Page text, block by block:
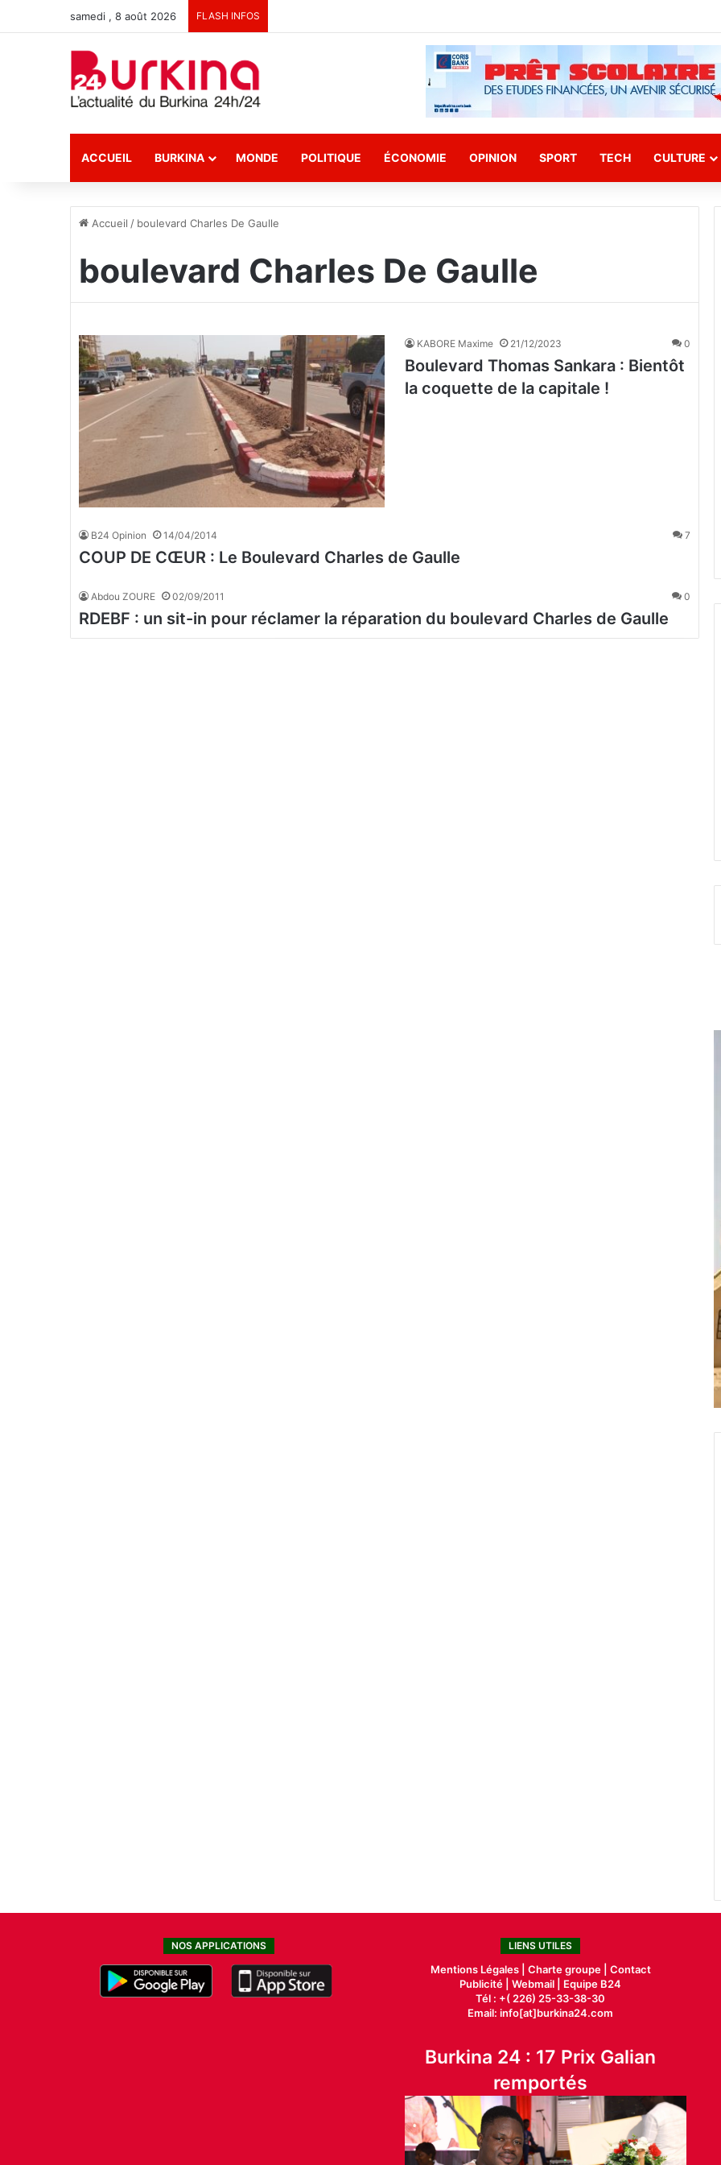
samedi , 8 août 2026 FLASH INFOS
ACCUEIL BURKINA MONDE POLITIQUE ÉCONOMIE OPINION SPORT TECH CULTURE
Accueil / boulevard Charles De Gaulle
boulevard Charles De Gaulle
KABORE Maxime 21/12/2023 0
Boulevard Thomas Sankara : Bientôt
la coquette de la capitale !
B24 Opinion 14/04/2014 7
COUP DE CŒUR : Le Boulevard Charles de Gaulle
Abdou ZOURE 02/09/2011 0
RDEBF : un sit-in pour réclamer la réparation du boulevard Charles de Gaulle
NOS APPLICATIONS LIENS UTILES
Mentions Légales | Charte groupe | Contact
Publicité |Webmail |
Equipe B24
Tél : +( 226) 25-33-38-30
Email: info[at]burkina24.com
Burkina 24 : 17 Prix Galian
remportés